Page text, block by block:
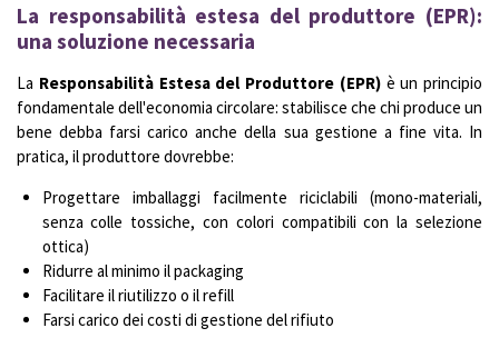
La responsabilità estesa del produttore (EPR):
una soluzione necessaria
La Responsabilità Estesa del Produttore (EPR)è un principio
fondamentale dell'economia circolare: stabilisce che chi produce un
bene debba farsi carico anche della sua gestione a fine vita. In
pratica, il produttore dovrebbe:
Progettare imballaggi facilmente riciclabili (mono-materiali,
senza colle tossiche, con colori compatibili con la selezione
ottica)
Ridurre al minimo il packaging
Facilitare il riutilizzo o il refill
Farsi carico dei costi di gestione del rifiuto